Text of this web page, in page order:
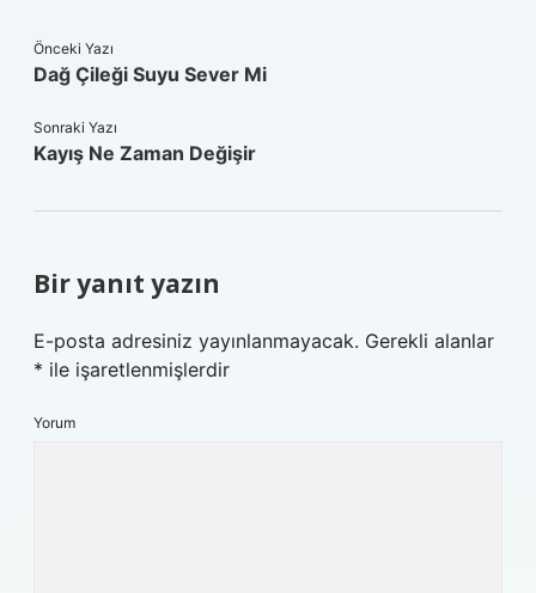
Önceki Yazı
Dağ Çileği Suyu Sever Mi
Sonraki Yazı
Kayış Ne Zaman Değişir
Bir yanıt yazın
E-posta adresiniz yayınlanmayacak. Gerekli alanlar
* ile işaretlenmişlerdir
Yorum